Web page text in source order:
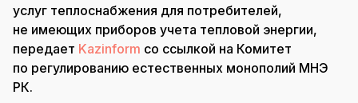
услуг теплоснабжения для потребителей,
не имеющих приборов учета тепловой энергии,
передает Kazinform со ссылкой на Комитет
по регулированию естественных монополий МНЭ
РК.